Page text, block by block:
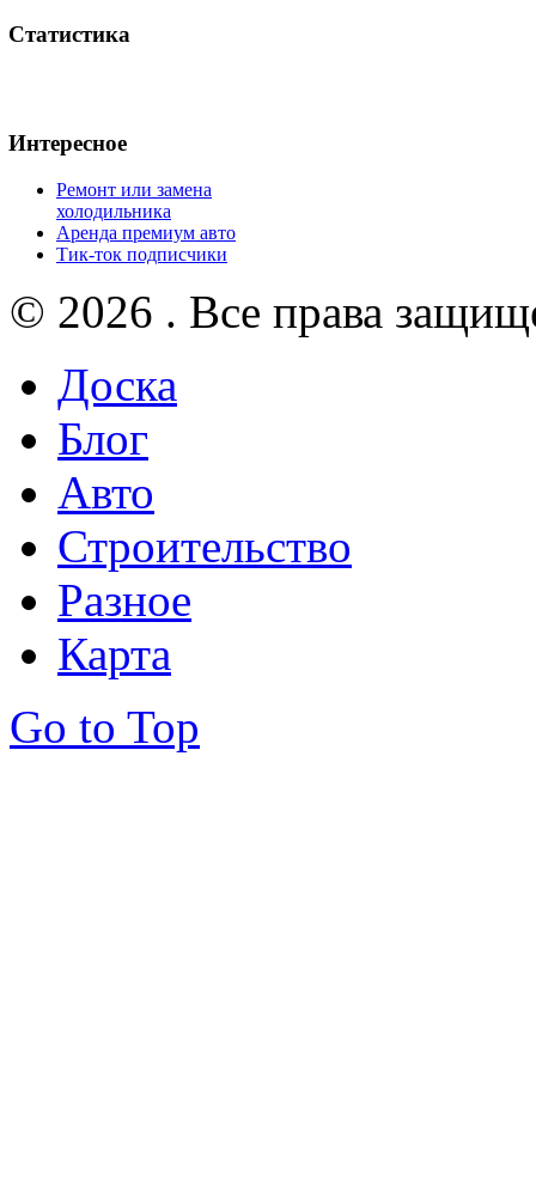
Статистика
Интересное
Ремонт или замена
холодильника
Аренда премиум авто
Тик-ток подписчики
© 2026 . Все права
Доска
Блог
Авто
Строительство
Разное
Карта
Go to Top